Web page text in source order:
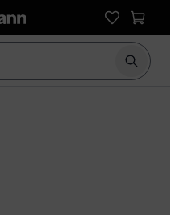
Začít